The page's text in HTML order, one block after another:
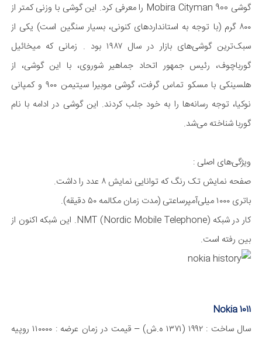
گوشی Mobira Cityman 900 را معرفی کرد. این گوشی با وزنی کمتر از
۸۰۰ گرم (با توجه به استاندارد‌های کنونی، بسیار سنگین است) یکی از
سبک‌ترین گوشی‌های بازار در سال ۱۹۸۷ بود . زمانی که میخائیل
گورباچوف، رئیس جمهور اتحاد جماهیر شوروی، با این گوشی، از
هلسینکی با مسکو تماس گرفت، گوشی موبیرا سیتیمن ۹۰۰ و کمپانی
نوکیا، توجه رسانه‌ها را به خود جلب کردند. این گوشی در ادامه با نام
گوربا شناخته می‌شد.
ویژگی‌های اصلی :
صفحه نمایش تک رنگ که توانایی نمایش ۸ عدد را داشت.
باتری ۱۰۰۰ میلی‌آمپر‌ساعتی (مدت زمان مکالمه ۵۰ دقیقه).
کار در شبکه NMT (Nordic Mobile Telephone). این شبکه اکنون از
بین رفته است.
Nokia 1011
سال ساخت : ۱۹۹۲ (۱۳۷۱ ه.ش) – قیمت در زمان عرضه : ۱۱۰۰۰۰ روپیه